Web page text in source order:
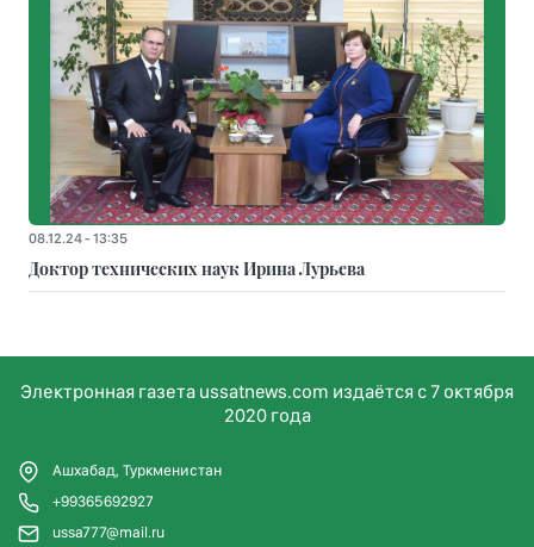
08.12.24 - 13:35
Доктор технических наук Ирина Лурьева
Электронная газета ussatnews.com издаётся с 7 октября
2020 года
Ашхабад, Туркменистан
+99365692927
ussa777@mail.ru